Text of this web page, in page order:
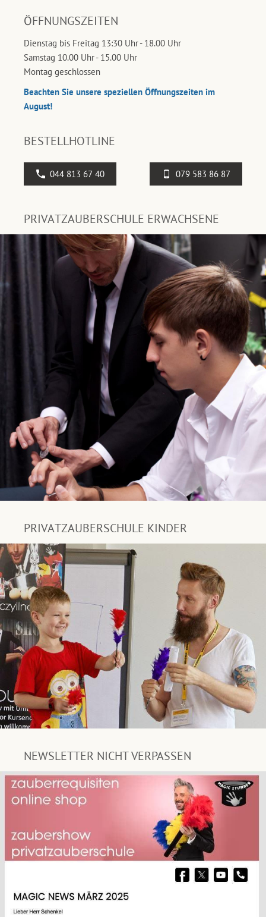
ÖFFNUNGSZEITEN
Dienstag bis Freitag 13:30 Uhr - 18.00 Uhr
Samstag 10.00 Uhr - 15.00 Uhr
Montag geschlossen
Beachten Sie unsere speziellen Öffnungszeiten im
August!
BESTELLHOTLINE
044 813 67 40 079 583 86 87
PRIVATZAUBERSCHULE ERWACHSENE
PRIVATZAUBERSCHULE KINDER
NEWSLETTER NICHT VERPASSEN